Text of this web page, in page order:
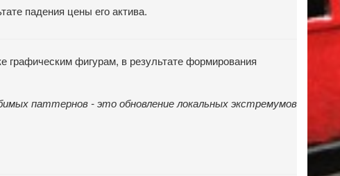
падения цены его актива.
графическим фигурам, в результате формирования
паттернов - это обновление локальных экстремумов